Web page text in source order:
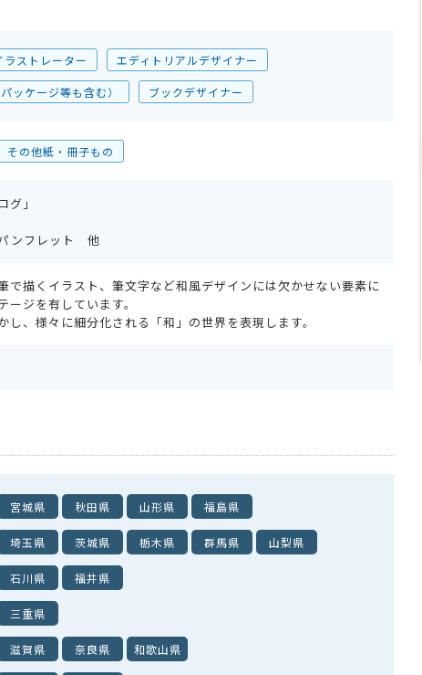
ラストレーター エディトリアルデザイナー
ッケージ等も含む） ブックデザイナー
その他紙・冊子もの
」
ンフレット 他
で描くイラスト、筆文字など和風デザインには欠かせない要素に
ジを有しています。
し、様々に細分化される「和」の世界を表現します。
宮城県 秋田県 山形県 福島県
埼玉県 茨城県 栃木県 群馬県 山梨県
石川県 福井県
三重県
滋賀県 奈良県 和歌山県